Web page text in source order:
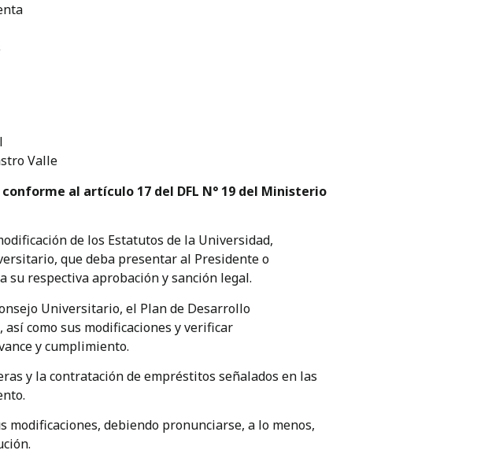
Valle
al artículo 17 del DFL N° 19 del Ministerio
de los Estatutos de la Universidad,
que deba presentar al Presidente o
su respectiva aprobación y sanción legal.
Universitario, el Plan de Desarrollo
como sus modificaciones y verificar
y cumplimiento.
y la contratación de empréstitos señalados en las
modificaciones, debiendo pronunciarse, a lo menos,